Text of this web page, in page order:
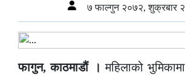
७ फाल्गुन २०७२, शुक्रबार
फागुन, काठमाडौं । महिलाको